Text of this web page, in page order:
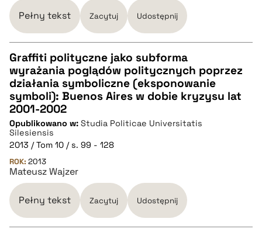
pobierz cytat
Pełny tekst Zacytuj Udostępnij
CZYSTY TEKST
pobierz cytat
BIBTEX
pobierz cytat
Graffiti polityczne jako subforma
wyrażania poglądów politycznych poprzez
działania symboliczne (eksponowanie
symboli): Buenos Aires w dobie kryzysu lat
2001-2002
Opublikowano w: Studia Politicae Universitatis
Silesiensis
2013 / Tom 10 / s. 99 - 128
ROK: 2013
Mateusz Wajzer
Pełny tekst Zacytuj Udostępnij